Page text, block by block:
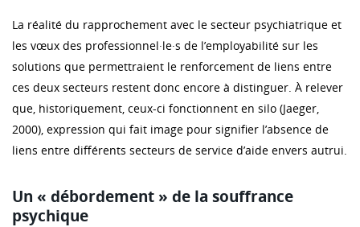
La réalité du rapprochement avec le secteur psychiatrique et
les vœux des professionnel·le·s de l’employabilité sur les
solutions que permettraient le renforcement de liens entre
ces deux secteurs restent donc encore à distinguer. À relever
que, historiquement, ceux-ci fonctionnent en silo (Jaeger,
2000), expression qui fait image pour signifier l’absence de
liens entre différents secteurs de service d’aide envers autrui.
Un « débordement » de la souffrance
psychique